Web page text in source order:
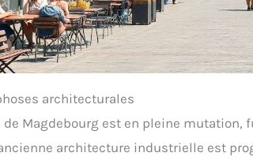
architecturales
de Magdebourg est en pleine mutation,
architecture industrielle est